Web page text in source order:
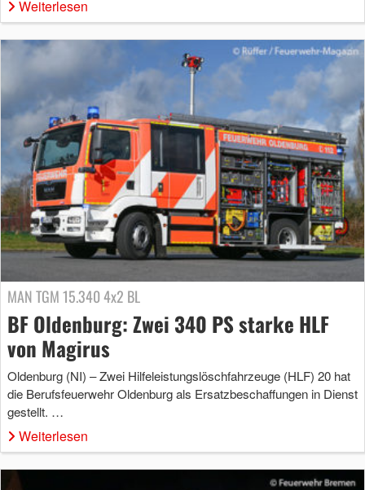
Weiterlesen
MAN TGM 15.340 4x2 BL
BF Oldenburg: Zwei 340 PS starke HLF
von Magirus
Oldenburg (NI) – Zwei Hilfeleistungslöschfahrzeuge (HLF) 20 hat
die Berufsfeuerwehr Oldenburg als Ersatzbeschaffungen in Dienst
gestellt. …
Weiterlesen